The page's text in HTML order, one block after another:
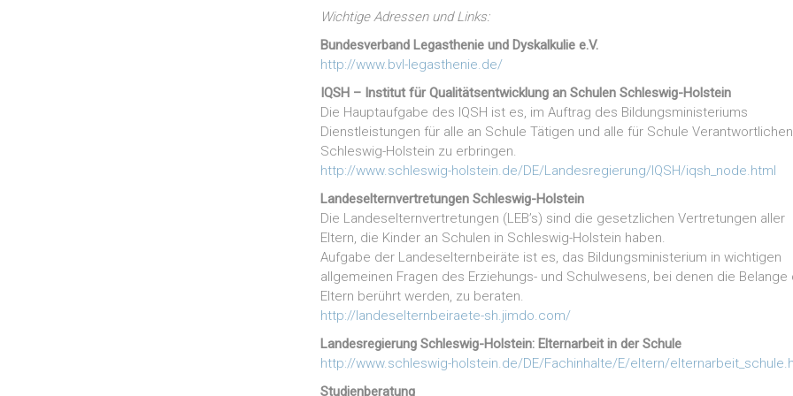
Wichtige Adressen und Links:
Bundesverband Legasthenie und Dyskalkulie e.V.
http://www.bvl-legasthenie.de/
IQSH – Institut für Qualitätsentwicklung an Schulen Schleswig-Holstein
Die Hauptaufgabe des IQSH ist es, im Auftrag des Bildungsministeriums
Dienstleistungen für alle an Schule Tätigen und alle für Schule
Schleswig-Holstein zu erbringen.
http://www.schleswig-holstein.de/DE/Landesregierung/IQSH/iqsh_node.html
Landeselternvertretungen Schleswig-Holstein
Die Landeselternvertretungen (LEB’s) sind die gesetzlichen Vertretungen aller
Eltern, die Kinder an Schulen in Schleswig-Holstein haben.
Aufgabe der Landeselternbeiräte ist es, das Bildungsministerium in wichtigen
allgemeinen Fragen des Erziehungs- und Schulwesens, bei denen die Belange
Eltern berührt werden, zu beraten.
http://landeselternbeiraete-sh.jimdo.com/
Landesregierung Schleswig-Holstein: Elternarbeit in der Schule
http://www.schleswig-holstein.de/DE/Fachinhalte/E/eltern/
Studienberatung